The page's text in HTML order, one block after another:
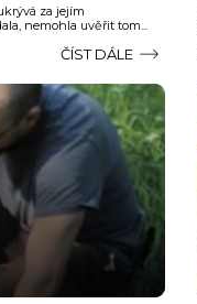
za jejím
nemohla uvěřit tom...
ČÍST DÁLE